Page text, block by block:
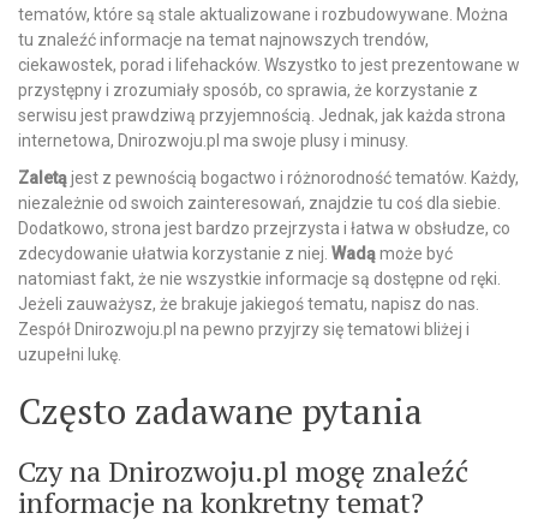
tematów, które są stale aktualizowane i rozbudowywane. Można
tu znaleźć informacje na temat najnowszych trendów,
ciekawostek, porad i lifehacków. Wszystko to jest prezentowane w
przystępny i zrozumiały sposób, co sprawia, że korzystanie z
serwisu jest prawdziwą przyjemnością. Jednak, jak każda strona
internetowa, Dnirozwoju.pl ma swoje plusy i minusy.
Zaletąjest z pewnością bogactwo i różnorodność tematów. Każdy,
niezależnie od swoich zainteresowań, znajdzie tu coś dla siebie.
Dodatkowo, strona jest bardzo przejrzysta i łatwa w obsłudze, co
zdecydowanie ułatwia korzystanie z niej. Wadąmoże być
natomiast fakt, że nie wszystkie informacje są dostępne od ręki.
Jeżeli zauważysz, że brakuje jakiegoś tematu, napisz do nas.
Zespół Dnirozwoju.pl na pewno przyjrzy się tematowi bliżej i
uzupełni lukę.
Często zadawane pytania
Czy na Dnirozwoju.pl mogę znaleźć
informacje na konkretny temat?